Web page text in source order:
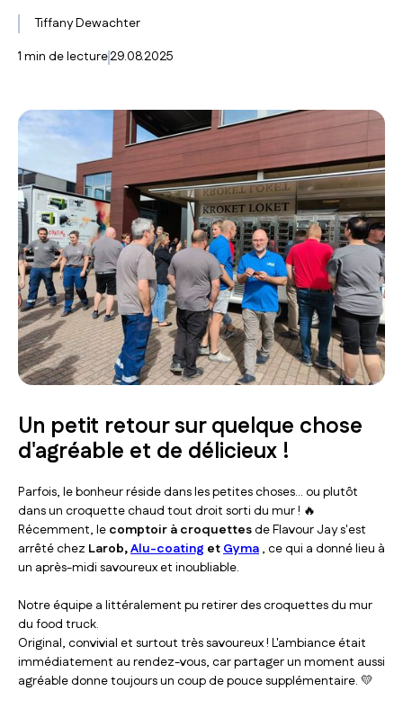
Tiffany Dewachter
1 min de lecture29.08.2025
Un petit retour sur quelque chose
d'agréable et de délicieux !
Parfois, le bonheur réside dans les petites choses… ou plutôt
dans un croquette chaud tout droit sorti du mur ! 🔥
Récemment, le comptoir à croquettes de Flavour Jay s'est
arrêté chez Larob,Alu-coating etGyma , ce qui a donné lieu à
un après-midi savoureux et inoubliable.
Notre équipe a littéralement pu retirer des croquettes du mur
du food truck.
Original, convivial et surtout très savoureux ! L'ambiance était
immédiatement au rendez-vous, car partager un moment aussi
agréable donne toujours un coup de pouce supplémentaire. 💛